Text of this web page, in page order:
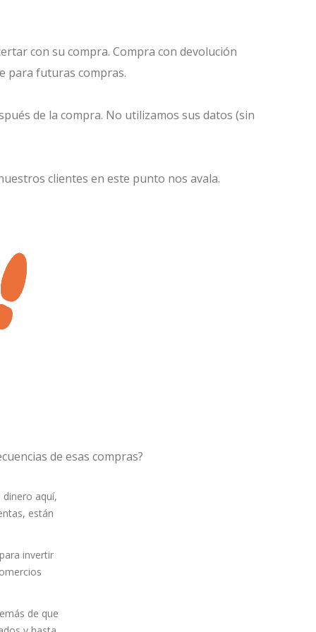
con su compra. Compra con devolución
para futuras compras.
de la compra. No utilizamos sus datos (sin
clientes en este punto nos avala.
de esas compras?
aquí,
están
invertir
de que